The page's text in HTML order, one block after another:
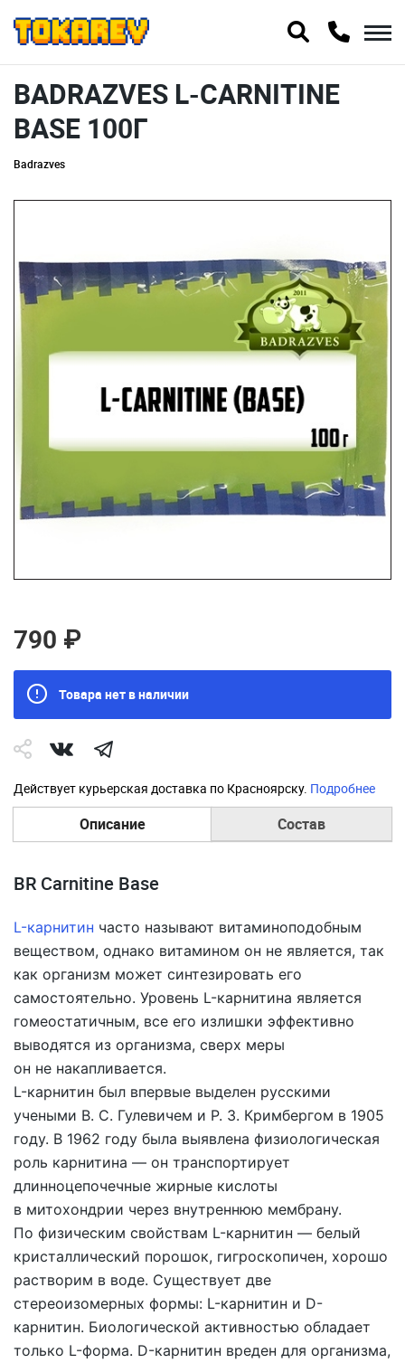
BADRAZVES L-CARNITINE
BASE 100Г
Badrazves
790 ₽
Товара нет в наличии
Действует курьерская доставка по Красноярску. Подробнее
Описание Состав
BR Carnitine Base
L-карнитин часто называют витаминоподобным
веществом, однако витамином он не является, так
как организм может синтезировать его
самостоятельно. Уровень L-карнитина является
гомеостатичным, все его излишки эффективно
выводятся из организма, сверх меры
он не накапливается.
L-карнитин был впервые выделен русскими
учеными В. С. Гулевичем и Р. З. Кримбергом в 1905
году. В 1962 году была выявлена физиологическая
роль карнитина — он транспортирует
длинноцепочечные жирные кислоты
в митохондрии через внутреннюю мембрану.
По физическим свойствам L-карнитин — белый
кристаллический порошок, гигроскопичен, хорошо
растворим в воде. Существует две
стереоизомерных формы: L-карнитин и D-
карнитин. Биологической активностью обладает
только L-форма. D-карнитин вреден для организма,